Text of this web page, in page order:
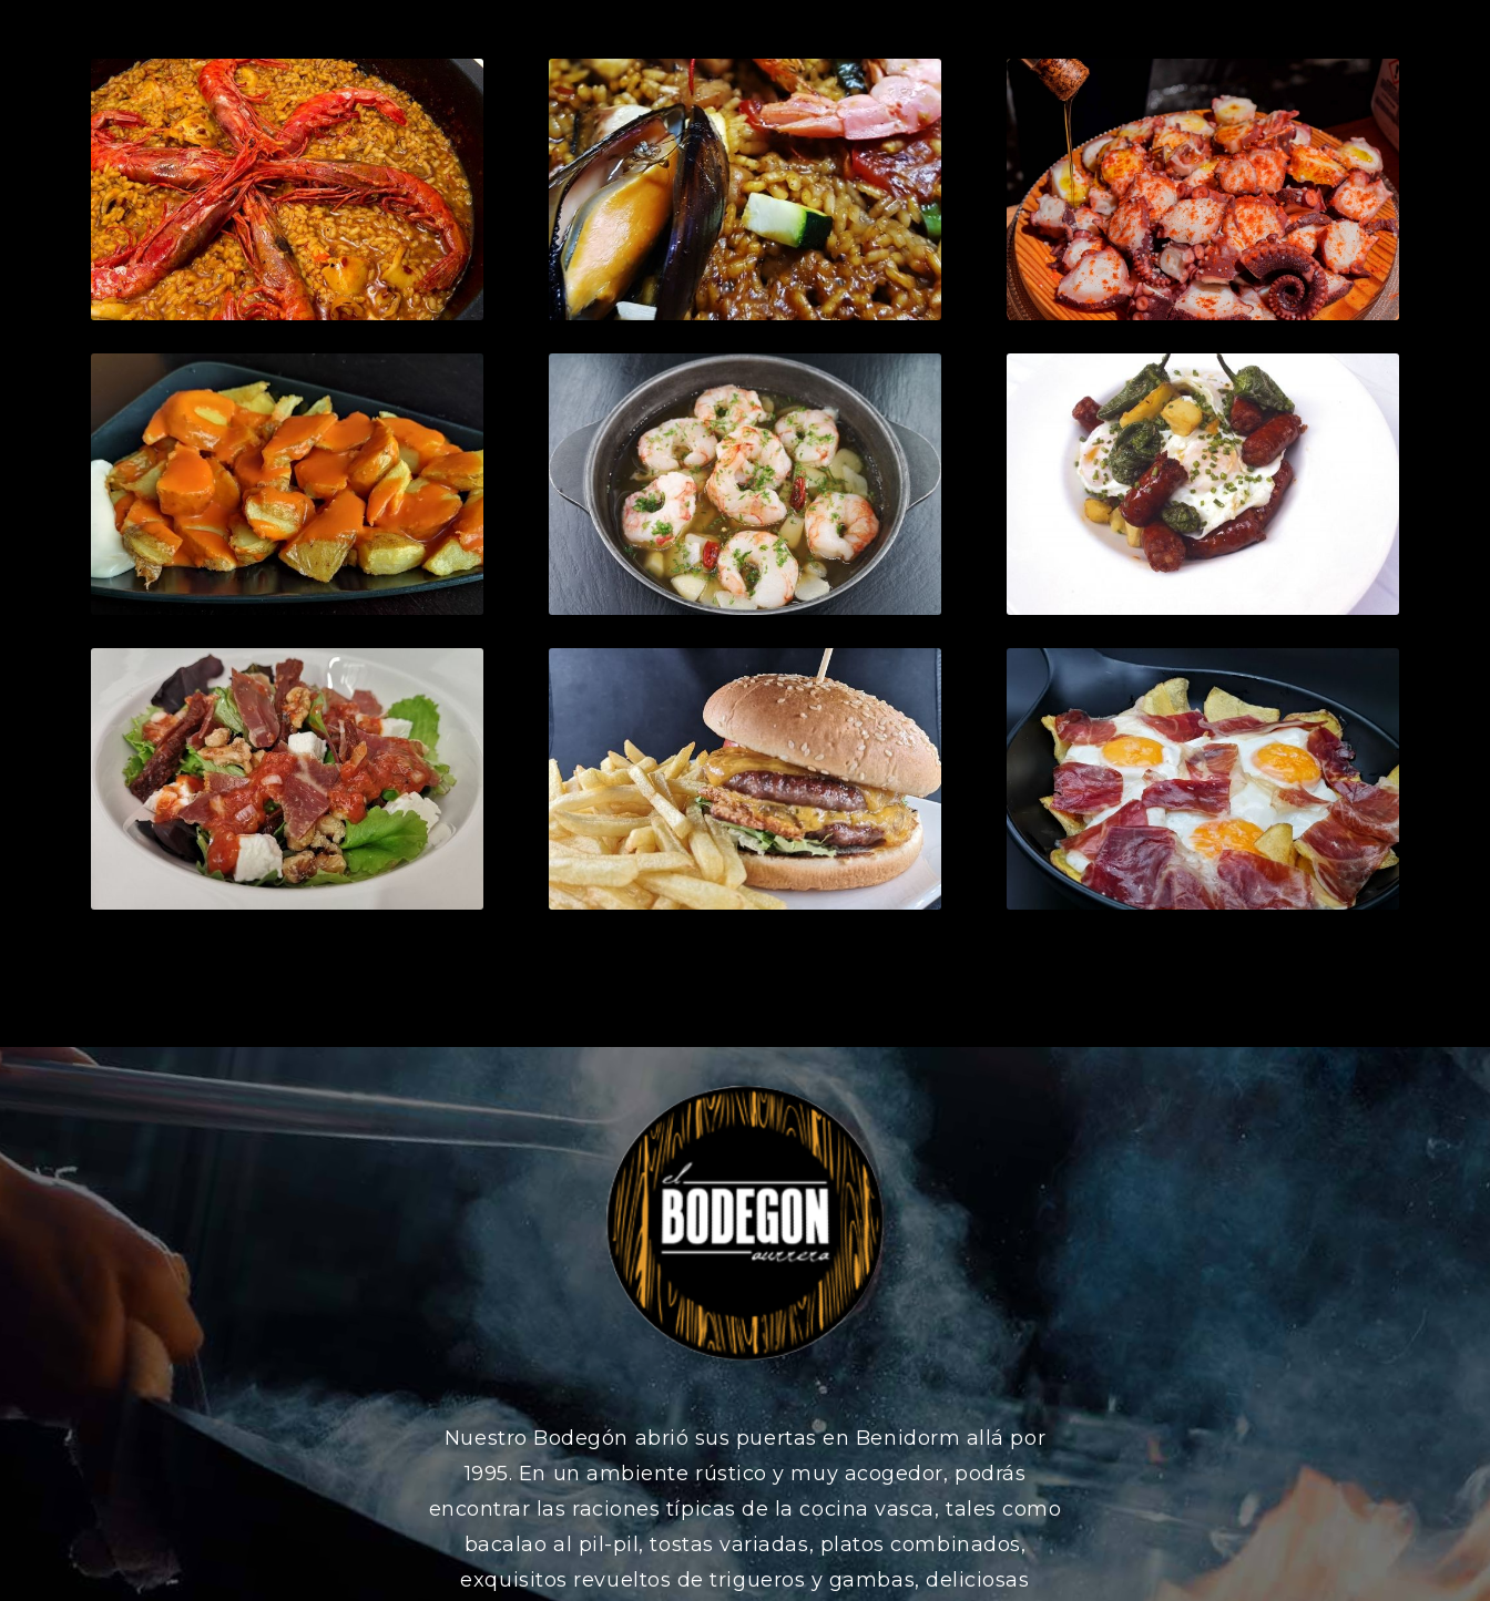
Nuestro Bodegón abrió sus puertas en Benidorm allá por
1995. En un ambiente rústico y muy acogedor, podrás
encontrar las raciones típicas de la cocina vasca, tales como
bacalao al pil-pil, tostas variadas, platos combinados,
exquisitos revueltos de trigueros y gambas, deliciosas